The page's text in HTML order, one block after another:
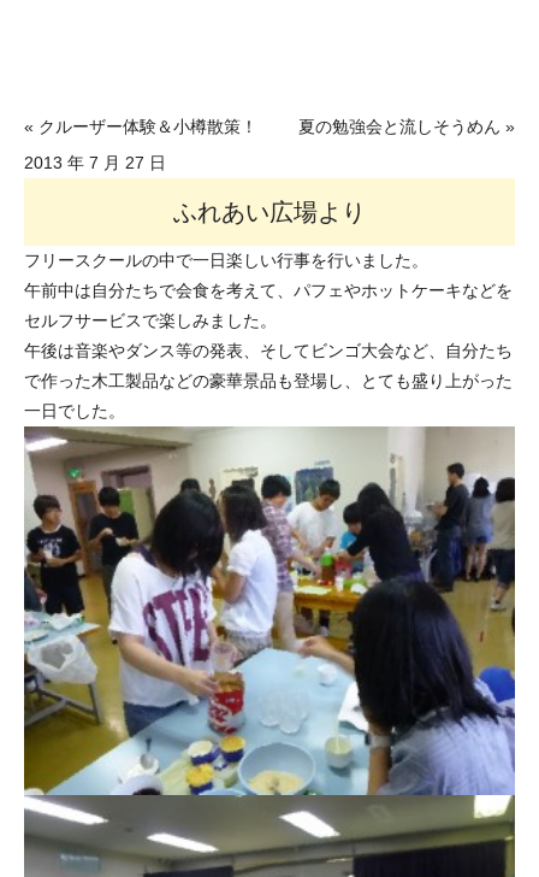
« クルーザー体験＆小樽散策！
夏の勉強会と流しそうめん »
2013 年 7 月 27 日
ふれあい広場より
フリースクールの中で一日楽しい行事を行いました。
午前中は自分たちで会食を考えて、パフェやホットケーキなどを
セルフサービスで楽しみました。
午後は音楽やダンス等の発表、そしてビンゴ大会など、自分たち
で作った木工製品などの豪華景品も登場し、とても盛り上がった
一日でした。